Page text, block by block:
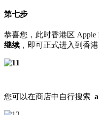
第七步
恭喜您，此时香港区
继续，即可正式进入到香港
您可以在商店中自行搜索